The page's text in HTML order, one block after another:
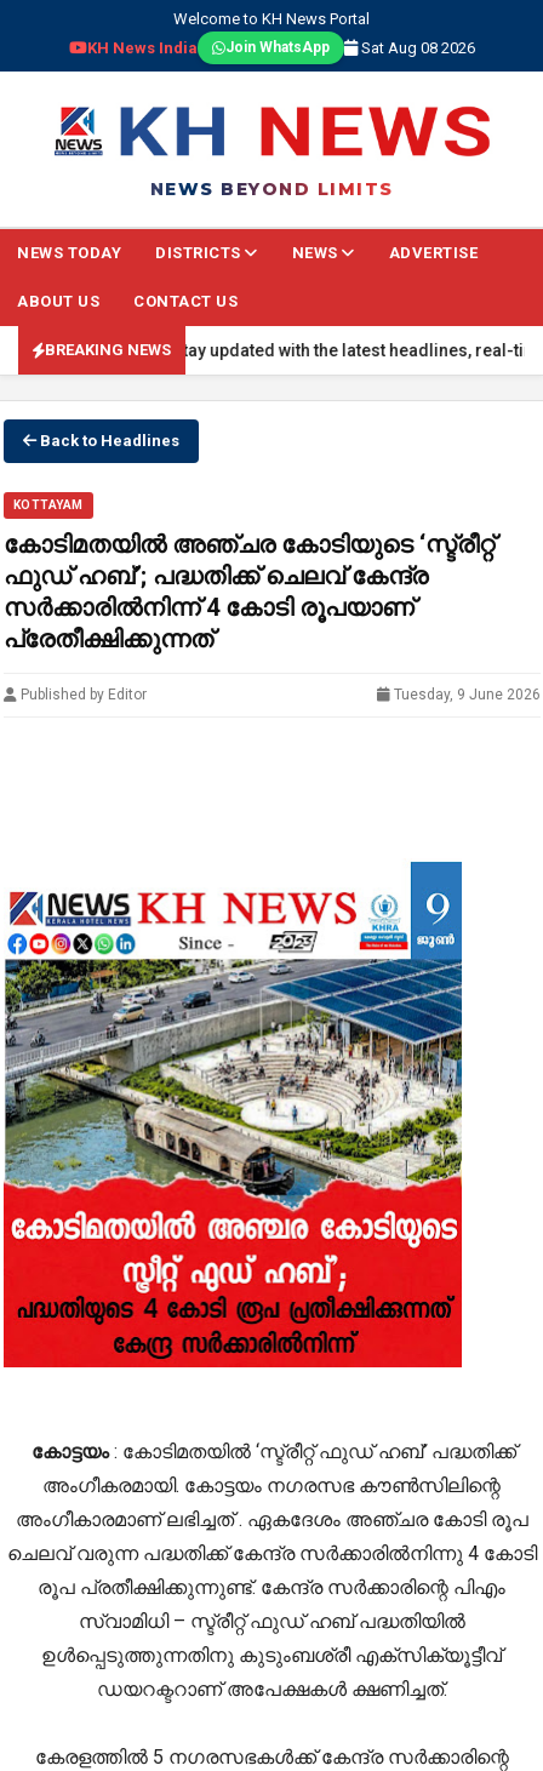
Welcome to KH News Portal
KH News India
Join WhatsApp Sat Aug 08 2026
NEWS BEYOND LIMITS
NEWS TODAY DISTRICTS NEWS ADVERTISE
ABOUT US CONTACT US
BREAKING NEWS
NEWS: Stay updated with the latest headlines, real-time
Back to Headlines
KOTTAYAM
കോടിമതയിൽ അഞ്ചര കോടിയുടെ ‘സ്ട്രീറ്റ്
ഫുഡ് ഹബ്’; പദ്ധതിക്ക് ചെലവ് കേന്ദ്ര
സർക്കാരിൽനിന്ന് 4 കോടി രൂപയാണ്
പ്രേതീക്ഷിക്കുന്നത്
Published by Editor Tuesday, 9 June 2026
കോട്ടയം: കോടിമതയിൽ ‘സ്ട്രീറ്റ് ഫുഡ് ഹബ്’ പദ്ധതിക്ക്
അംഗീകരമായി. കോട്ടയം നഗരസഭ കൗൺസിലിന്റെ
അംഗീകാരമാണ് ലഭിച്ചത് . ഏകദേശം അഞ്ചര കോടി രൂപ
ചെലവ് വരുന്ന പദ്ധതിക്ക് കേന്ദ്ര സർക്കാരിൽനിന്നു 4 കോടി
രൂപ പ്രതീക്ഷിക്കുന്നുണ്ട്. കേന്ദ്ര സർക്കാരിന്റെ പിഎം
സ്വാമിധി – സ്ട്രീറ്റ് ഫുഡ് ഹബ് പദ്ധതിയിൽ
ഉൾപ്പെടുത്തുന്നതിനു കുടുംബശ്രീ എക്സിക്യൂട്ടീവ്
ഡയറക്ടറാണ് അപേക്ഷകൾ ക്ഷണിച്ചത്.
കേരളത്തിൽ 5 നഗരസഭകൾക്ക് കേന്ദ്ര സർക്കാരിന്റെ